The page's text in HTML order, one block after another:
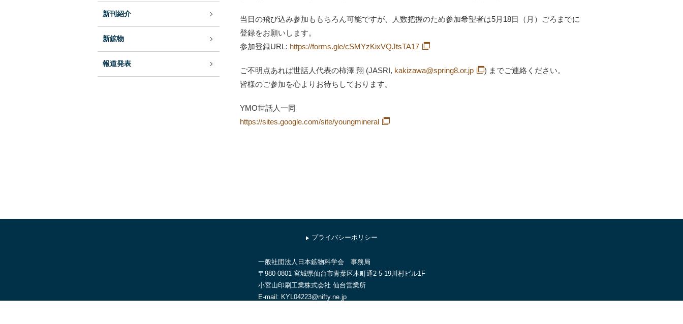
当日の飛び込み参加ももちろん可能ですが、人数把握のため参加希望者は5月18日（月）ごろまでに
登録をお願いします。
参加登録URL: https://forms.gle/cSMYzKixVQJtsTA17
ご不明点あれば世話人代表の柿澤 翔 (JASRI, kakizawa@spring8.or.jp
) までご連絡ください。
皆様のご参加を心よりお待ちしております。
YMO世話人一同
https://sites.google.com/site/youngmineral
新刊紹介
新鉱物
報道発表
プライバシーポリシー
一般社団法人日本鉱物科学会 事務局
〒980-0801 宮城県仙台市青葉区木町通2-5-19川村ビル1F
小宮山印刷工業株式会社 仙台営業所
E-mail: KYL04223@nifty.ne.jp